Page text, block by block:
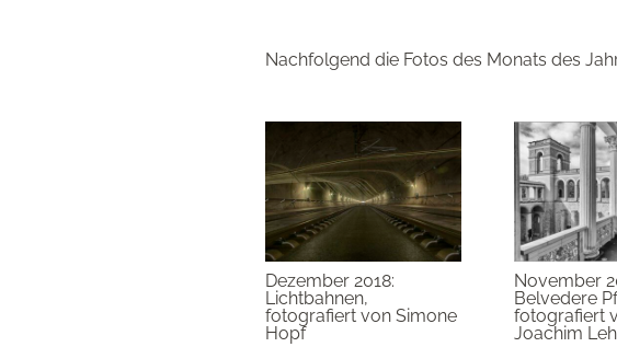
Nachfolgend die Fotos des Monats des
Dezember 2018:
Lichtbahnen,
fotografiert von Simone
Hopf
November
Belvedere
fotografiert
Joachim